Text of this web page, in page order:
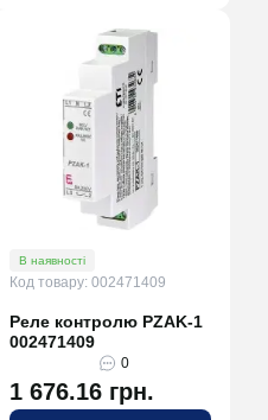
В наявності
Код товару: 002471409
Реле контролю PZAK-1
002471409
0
1 676.16 грн.